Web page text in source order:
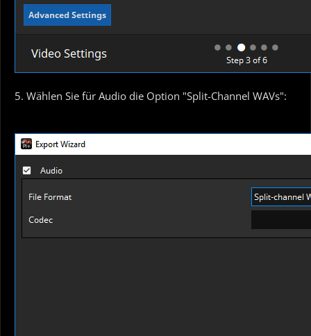
5. Wählen Sie für Audio die Option "Split-Channel WAVs":